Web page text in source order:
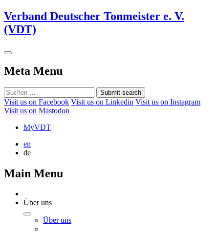
Verband Deutscher Tonmeister e. V.
(VDT)
Meta Menu
Submit search
Visit us on Facebook Visit us on Linkedin Visit us on Instagram
Visit us on Mastodon
MyVDT
en
de
Main Menu
Über uns
Über uns